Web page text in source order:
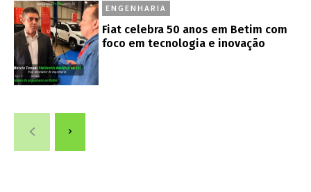
ENGENHARIA
Fiat celebra 50 anos em Betim com
foco em tecnologia e inovação